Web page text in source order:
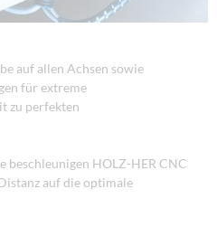
auf allen Achsen sowie
für extreme
zu perfekten
HOLZ-HER CNC
auf die optimale